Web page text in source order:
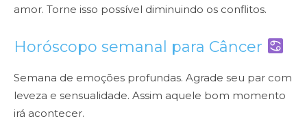
amor. Torne isso possível diminuindo os conflitos.
Horóscopo semanal para Câncer
Semana de emoções profundas. Agrade seu par com
leveza e sensualidade. Assim aquele bom momento
irá acontecer.